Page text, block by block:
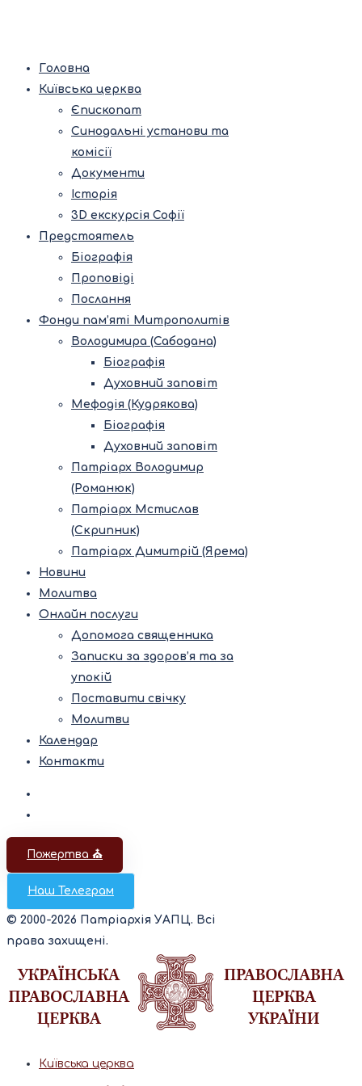
Головна
Київська церква
Єпископат
Синодальні установи та
комісії
Документи
Історія
3D екскурсія Софії
Предстоятель
Біографія
Проповіді
Послання
Фонди пам’яті Митрополитів
Володимира (Сабодана)
Біографія
Духовний заповіт
Мефодія (Кудрякова)
Біографія
Духовний заповіт
Патріарх Володимир
(Романюк)
Патріарх Мстислав
(Скрипник)
Патріарх Димитрій (Ярема)
Новини
Молитва
Онлайн послуги
Допомога священника
Записки за здоров’я та за
упокій
Поставити свічку
Молитви
Календар
Контакти
Пожертва ⛪️
Наш Телеграм
© 2000-2026 Патріархія УАПЦ. Всі
права захищені.
Київська церква